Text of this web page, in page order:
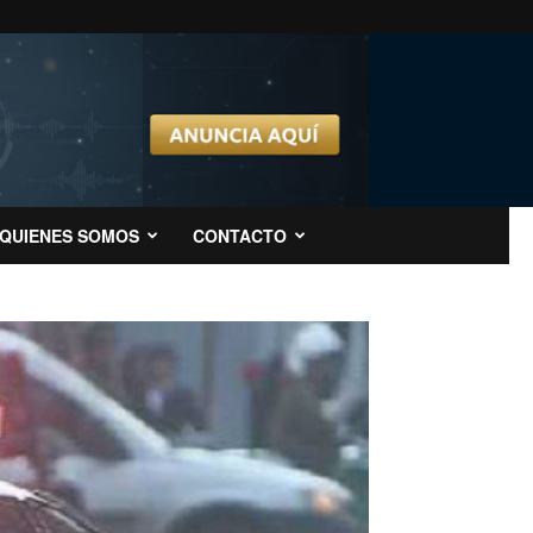
QUIENES SOMOS CONTACTO